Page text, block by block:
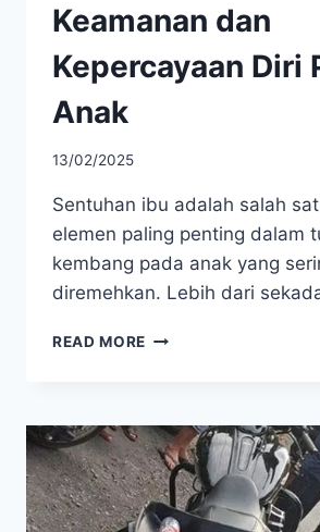
Keamanan dan
Kepercayaan Diri
Anak
13/02/2025
Sentuhan ibu adalah salah
elemen paling penting dalam
kembang pada anak yang
diremehkan. Lebih dari
READ MORE
KEAMANAN
DAN
KEPERCAYAAN
DIRI
PADA